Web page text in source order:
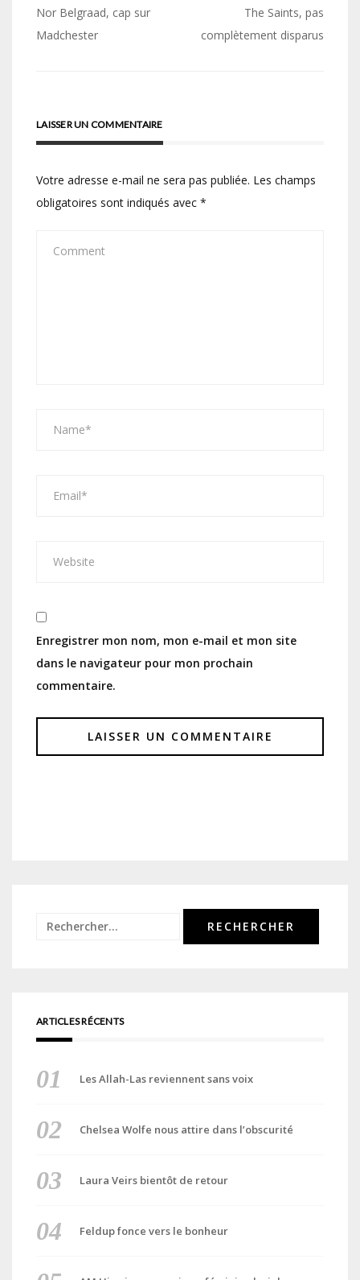
Navigation
de
Nor Belgraad, cap sur
Madchester
The Saints, pas
complètement disparus
LAISSER UN COMMENTAIRE
Votre adresse e-mail ne sera pas publiée. Les champs
obligatoires sont indiqués avec *
Enregistrer mon nom, mon e-mail et mon site
dans le navigateur pour mon prochain
commentaire.
Rechercher :
ARTICLES RÉCENTS
Les Allah-Las reviennent sans voix
Chelsea Wolfe nous attire dans l’obscurité
Laura Veirs bientôt de retour
Feldup fonce vers le bonheur